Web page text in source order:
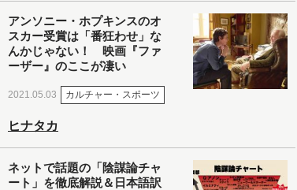
アンソニー・ホプキンスのオ
スカー受賞は「番狂わせ」な
んかじゃない！ 映画『ファ
ーザー』のここが凄い
2021.05.03 カルチャー・スポーツ
ヒナタカ
ネットで話題の「陰謀論チャ
ート」を徹底解説＆日本語訳